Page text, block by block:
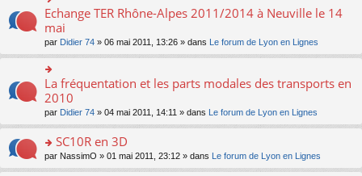
nt
s
ré
e
lu
le
pl
u
s
ré
c
e
nt
e
n
o
n
le
u
s
ré
c
nt
s
a
g
e
n
o
n
lu
le
pl
u
s
ré
ult
er
le
m
e
s
s
a
g
e
n
o
n
o
n
ult
er
le
m
e
s
g
e
n
Echange TER Rhône-Alpes 2011/2014 à Neuville le 14
mai
par Didier 74 » 06 mai 2011, 13:26 » dans Le forum de Lyon en Lignes
n
ult
er
le
m
e
La fréquentation et les parts modales des transports en
2010
par Didier 74 » 04 mai 2011, 14:11 » dans Le forum de Lyon en Lignes
o
n
SC10R en 3D
par NassimO » 01 mai 2011, 23:12 » dans Le forum de Lyon en Lignes